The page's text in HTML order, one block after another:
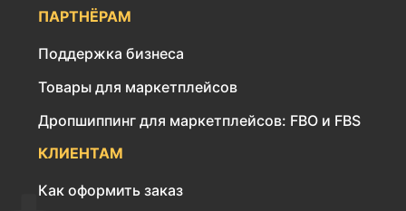
ПАРТНЁРАМ
Поддержка бизнеса
Товары для маркетплейсов
Дропшиппинг для маркетплейсов: FBO и FBS
КЛИЕНТАМ
Как оформить заказ